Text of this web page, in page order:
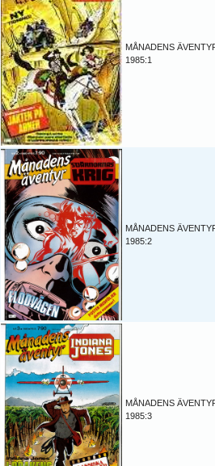
MÅNADENS
1985:1
MÅNADENS
1985:2
MÅNADENS
1985:3